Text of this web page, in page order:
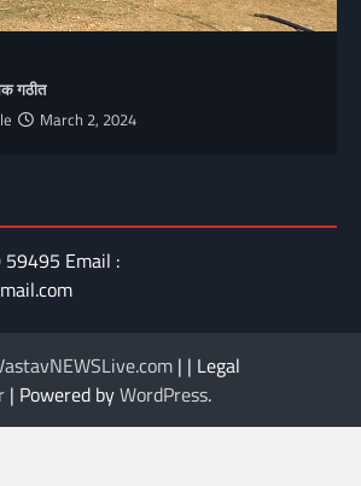
गठीत
March 2, 2024
Email :
| | Legal
| Powered byWordPress.